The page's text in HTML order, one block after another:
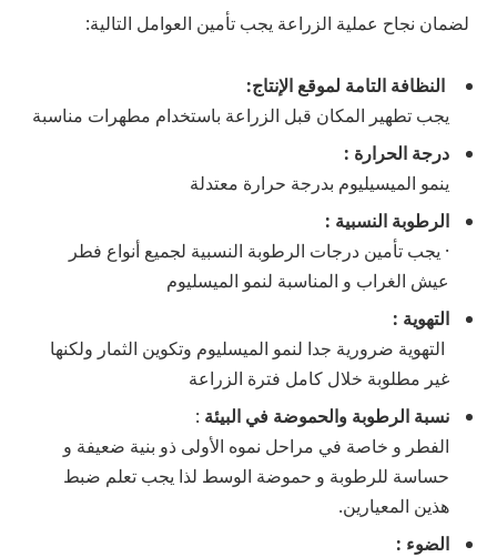
لضمان نجاح عملية الزراعة يجب تأمين العوامل التالية:
النظافة التامة لموقع الإنتاج:
يجب تطهير المكان قبل الزراعة باستخدام مطهرات مناسبة
درجة الحرارة :
ينمو الميسيليوم بدرجة حرارة معتدلة
الرطوبة النسبية :
· يجب تأمين درجات الرطوبة النسبية لجميع أنواع فطر
عيش الغراب و المناسبة لنمو الميسليوم
التهوية :
التهوية ضرورية جدا لنمو الميسليوم وتكوين الثمار ولكنها
غير مطلوبة خلال كامل فترة الزراعة
نسبة الرطوبة والحموضة في البيئة :
الفطر و خاصة في مراحل نموه الأولى ذو بنية ضعيفة و
حساسة للرطوبة و حموضة الوسط لذا يجب تعلم ضبط
هذين المعيارين.
الضوء :